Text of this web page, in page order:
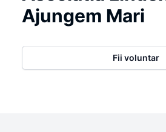
Ajungem Mari
Fii voluntar